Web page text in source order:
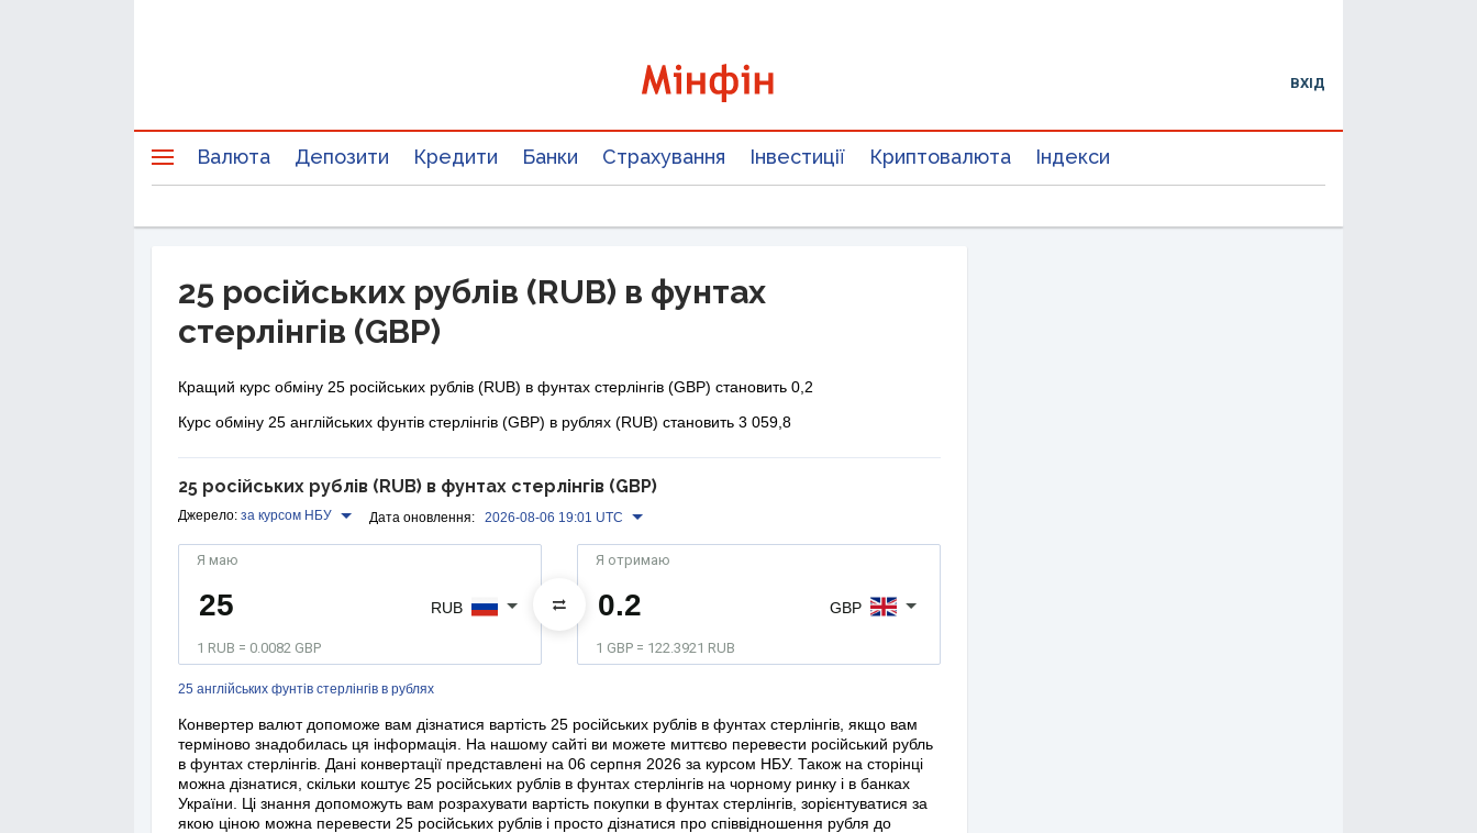
ВХІД
Валюта Депозити Кредити Банки Страхування Інвестиції Криптовалюта Індекси
25 російських рублів (RUB) в фунтах
стерлінгів (GBP)
Кращий курс обміну 25 російських рублів (RUB) в фунтах стерлінгів (GBP) становить 0,2
Курс обміну 25 англійських фунтів стерлінгів (GBP) в рублях (RUB) становить 3 059,8
25 російських рублів (RUB) в фунтах стерлінгів (GBP)
Джерело: за курсом НБУ Дата оновлення: 2026-08-06 19:01 UTC
25 англійських фунтів стерлінгів в рублях
Я маю
1 RUB = 0.0082 GBP
RUB
Я отримаю
1 GBP = 122.3921 RUB
GBP
Конвертер валют допоможе вам дізнатися вартість 25 російських рублів в фунтах стерлінгів, якщо вам
терміново знадобилась ця інформація. На нашому сайті ви можете миттєво перевести російський рубль
в фунтах стерлінгів. Дані конвертації представлені на 06 серпня 2026 за курсом НБУ. Також на сторінці
можна дізнатися, скільки коштує 25 російських рублів в фунтах стерлінгів на чорному ринку і в банках
України. Ці знання допоможуть вам розрахувати вартість покупки в фунтах стерлінгів, зорієнтуватися за
якою ціною можна перевести 25 російських рублів і просто дізнатися про співвідношення рубля до